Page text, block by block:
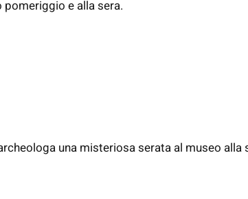
e alla sera.
una misteriosa serata al museo alla